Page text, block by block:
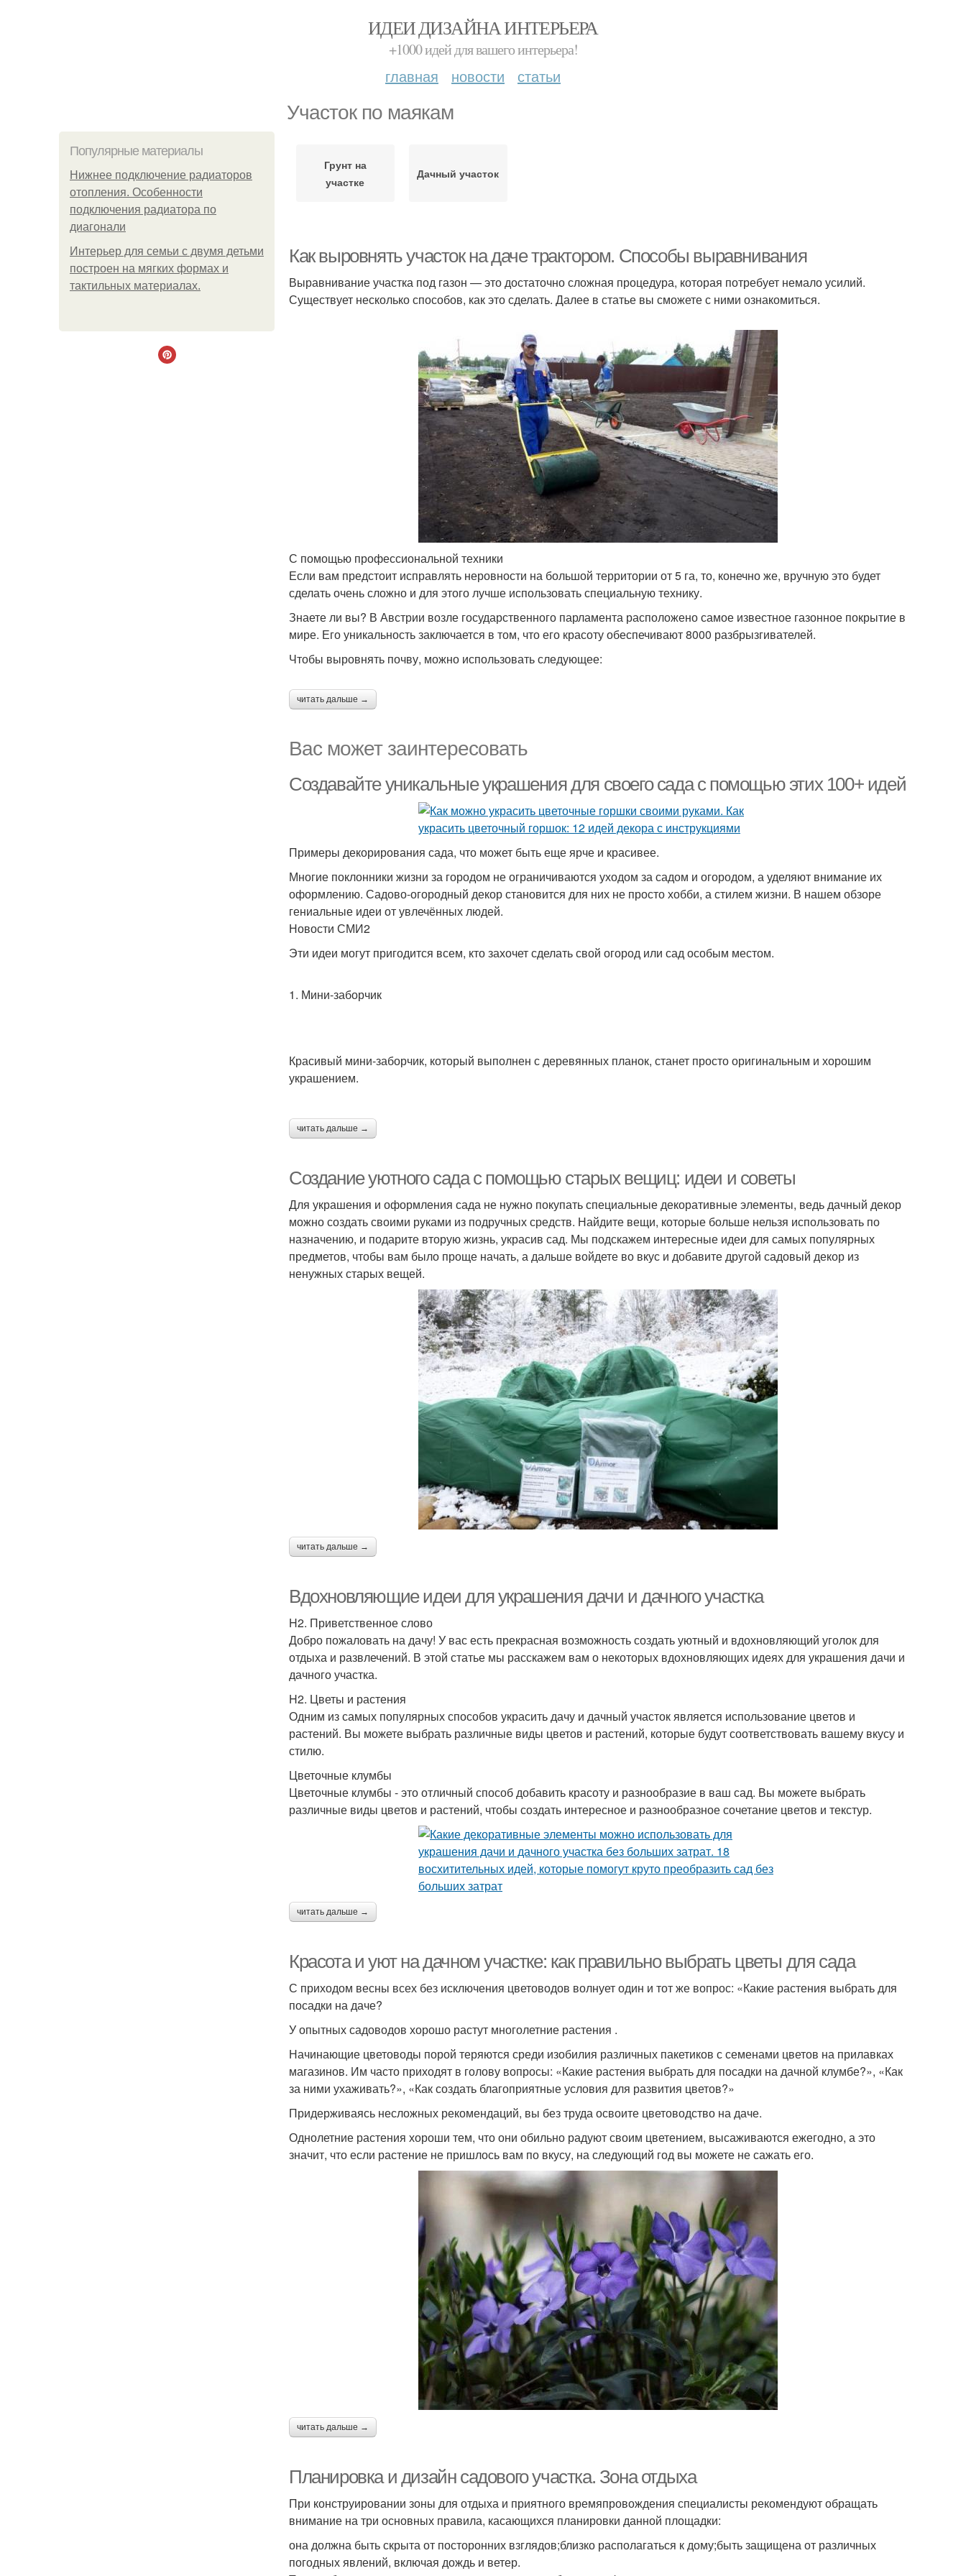
ИДЕИ ДИЗАЙНА ИНТЕРЬЕРА
+1000 идей для вашего интерьера!
главная новости статьи
Участок по маякам
Популярные материалы
Нижнее подключение радиаторов
отопления. Особенности
подключения радиатора по
диагонали
Интерьер для семьи с двумя детьми
построен на мягких формах и
тактильных материалах.
Грунт на
участке
Дачный участок
Как выровнять участок на даче трактором. Способы выравнивания
Выравнивание участка под газон — это достаточно сложная процедура, которая потребует немало усилий.
Существует несколько способов, как это сделать. Далее в статье вы сможете с ними ознакомиться.
С помощью профессиональной техники
Если вам предстоит исправлять неровности на большой территории от 5 га, то, конечно же, вручную это будет
сделать очень сложно и для этого лучше использовать специальную технику.
Знаете ли вы? В Австрии возле государственного парламента расположено самое известное газонное покрытие в
мире. Его уникальность заключается в том, что его красоту обеспечивают 8000 разбрызгивателей.
Чтобы выровнять почву, можно использовать следующее:
читать дальше →
Вас может заинтересовать
Создавайте уникальные украшения для своего сада с помощью этих 100+ идей
Примеры декорирования сада, что может быть еще ярче и красивее.
Многие поклонники жизни за городом не ограничиваются уходом за садом и огородом, а уделяют внимание их
оформлению. Садово-огородный декор становится для них не просто хобби, а стилем жизни. В нашем обзоре
гениальные идеи от увлечённых людей.
Новости СМИ2
Эти идеи могут пригодится всем, кто захочет сделать свой огород или сад особым местом.
1. Мини-заборчик
Красивый мини-заборчик, который выполнен с деревянных планок, станет просто оригинальным и хорошим
украшением.
читать дальше →
Создание уютного сада с помощью старых вещиц: идеи и советы
Для украшения и оформления сада не нужно покупать специальные декоративные элементы, ведь дачный декор
можно создать своими руками из подручных средств. Найдите вещи, которые больше нельзя использовать по
назначению, и подарите вторую жизнь, украсив сад. Мы подскажем интересные идеи для самых популярных
предметов, чтобы вам было проще начать, а дальше войдете во вкус и добавите другой садовый декор из
ненужных старых вещей.
читать дальше →
Вдохновляющие идеи для украшения дачи и дачного участка
H2. Приветственное слово
Добро пожаловать на дачу! У вас есть прекрасная возможность создать уютный и вдохновляющий уголок для
отдыха и развлечений. В этой статье мы расскажем вам о некоторых вдохновляющих идеях для украшения дачи и
дачного участка.
H2. Цветы и растения
Одним из самых популярных способов украсить дачу и дачный участок является использование цветов и
растений. Вы можете выбрать различные виды цветов и растений, которые будут соответствовать вашему вкусу и
стилю.
Цветочные клумбы
Цветочные клумбы - это отличный способ добавить красоту и разнообразие в ваш сад. Вы можете выбрать
различные виды цветов и растений, чтобы создать интересное и разнообразное сочетание цветов и текстур.
читать дальше →
Красота и уют на дачном участке: как правильно выбрать цветы для сада
С приходом весны всех без исключения цветоводов волнует один и тот же вопрос: «Какие растения выбрать для
посадки на даче?
У опытных садоводов хорошо растут многолетние растения .
Начинающие цветоводы порой теряются среди изобилия различных пакетиков с семенами цветов на прилавках
магазинов. Им часто приходят в голову вопросы: «Какие растения выбрать для посадки на дачной клумбе?», «Как
за ними ухаживать?», «Как создать благоприятные условия для развития цветов?»
Придерживаясь несложных рекомендаций, вы без труда освоите цветоводство на даче.
Однолетние растения хороши тем, что они обильно радуют своим цветением, высаживаются ежегодно, а это
значит, что если растение не пришлось вам по вкусу, на следующий год вы можете не сажать его.
читать дальше →
Планировка и дизайн садового участка. Зона отдыха
При конструировании зоны для отдыха и приятного времяпровождения специалисты рекомендуют обращать
внимание на три основных правила, касающихся планировки данной площадки:
она должна быть скрыта от посторонних взглядов;близко располагаться к дому;быть защищена от различных
погодных явлений, включая дождь и ветер.